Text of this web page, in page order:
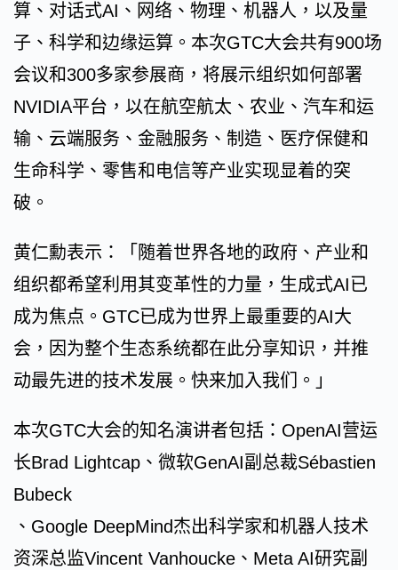
算、对话式AI、网络、物理、机器人，以及量
子、科学和边缘运算。本次GTC大会共有900场
会议和300多家参展商，将展示组织如何部署
NVIDIA平台，以在航空航太、农业、汽车和运
输、云端服务、金融服务、制造、医疗保健和
生命科学、零售和电信等产业实现显着的突
破。
黄仁勳表示：「随着世界各地的政府、产业和
组织都希望利用其变革性的力量，生成式AI已
成为焦点。GTC已成为世界上最重要的AI大
会，因为整个生态系统都在此分享知识，并推
动最先进的技术发展。快来加入我们。」
本次GTC大会的知名演讲者包括：OpenAI营运
长Brad Lightcap、微软GenAI副总裁Sébastien
Bubeck
、Google DeepMind杰出科学家和机器人技术
资深总监Vincent Vanhoucke、Meta AI研究副